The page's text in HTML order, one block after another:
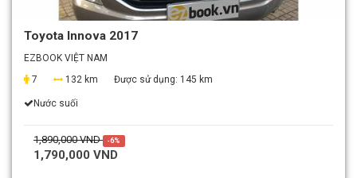
Toyota Innova 2017
EZBOOK VIỆT NAM
7
132 km Được sử dụng: 145 km
Nước suối
1,890,000 VND -6%
1,790,000 VND